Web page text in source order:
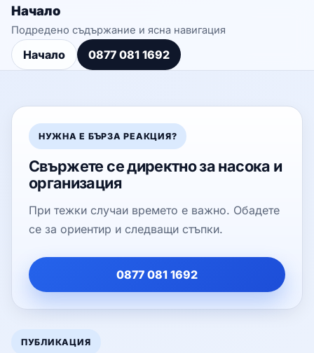
Начало
Подредено съдържание и ясна навигация
Начало 0877 081 1692
ПУБЛИКАЦИЯ
НУЖНА Е БЪРЗА РЕАКЦИЯ?
Свържете се директно за насока и
организация
При тежки случаи времето е важно. Обадете
се за ориентир и следващи стъпки.
0877 081 1692